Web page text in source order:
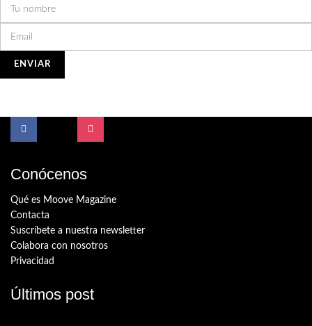
Conócenos
Qué es Moove Magazine
Contacta
Suscríbete a nuestra newsletter
Colabora con nosotros
Privacidad
Últimos post